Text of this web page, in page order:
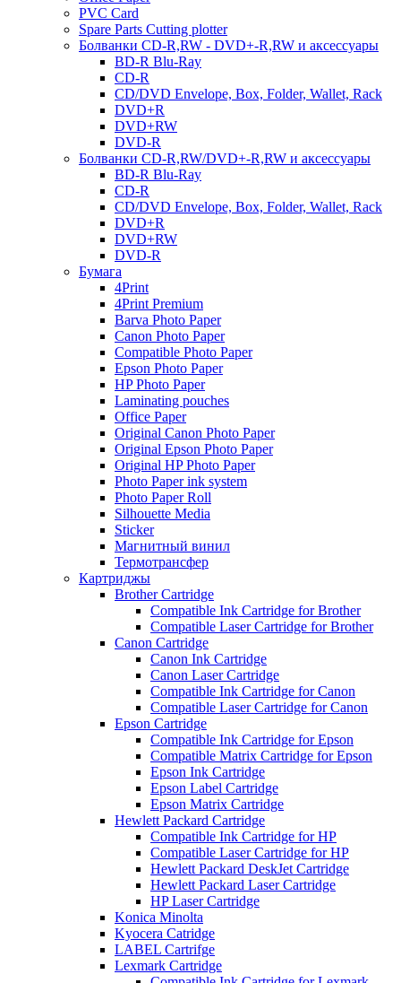
PVC Card
Spare Parts Cutting plotter
Болванки CD-R,RW - DVD+-R,RW и аксессуары
BD-R Blu-Ray
CD-R
CD/DVD Envelope, Box, Folder, Wallet, Rack
DVD+R
DVD+RW
DVD-R
Болванки CD-R,RW/DVD+-R,RW и аксессуары
BD-R Blu-Ray
CD-R
CD/DVD Envelope, Box, Folder, Wallet, Rack
DVD+R
DVD+RW
DVD-R
Бумага
4Print
4Print Premium
Barva Photo Paper
Canon Photo Paper
Compatible Photo Paper
Epson Photo Paper
HP Photo Paper
Laminating pouches
Office Paper
Original Canon Photo Paper
Original Epson Photo Paper
Original HP Photo Paper
Photo Paper ink system
Photo Paper Roll
Silhouette Media
Sticker
Магнитный винил
Термотрансфер
Картриджы
Brother Cartridge
Compatible Ink Cartridge for Brother
Compatible Laser Cartridge for Brother
Canon Cartridge
Canon Ink Cartridge
Canon Laser Cartridge
Compatible Ink Cartridge for Canon
Compatible Laser Cartridge for Canon
Epson Cartridge
Compatible Ink Cartridge for Epson
Compatible Matrix Cartridge for Epson
Epson Ink Cartridge
Epson Label Cartridge
Epson Matrix Cartridge
Hewlett Packard Cartridge
Compatible Ink Cartridge for HP
Compatible Laser Cartridge for HP
Hewlett Packard DeskJet Cartridge
Hewlett Packard Laser Cartridge
HP Laser Cartridge
Konica Minolta
Kyocera Catridge
LABEL Cartrifge
Lexmark Cartridge